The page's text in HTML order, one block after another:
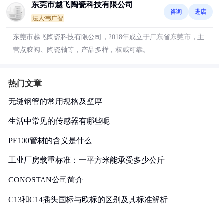
东莞市越飞陶瓷科技有限公司
法人:韦广智
咨询 进店
东莞市越飞陶瓷科技有限公司，2018年成立于广东省东莞市，主
营点胶阀、陶瓷轴等，产品多样，权威可靠。
热门文章
无缝钢管的常用规格及壁厚
生活中常见的传感器有哪些呢
PE100管材的含义是什么
工业厂房载重标准：一平方米能承受多少公斤
CONOSTAN公司简介
C13和C14插头国标与欧标的区别及其标准解析